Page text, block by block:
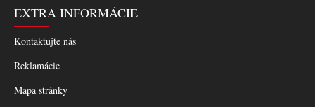
EXTRA INFORMÁCIE
Kontaktujte nás
Reklamácie
Mapa stránky